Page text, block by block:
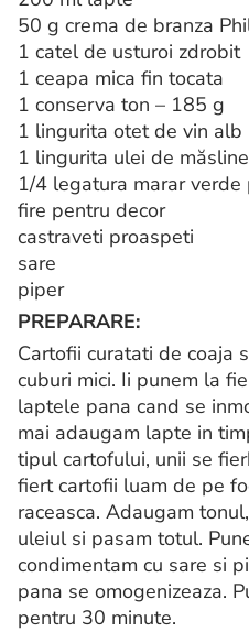
50 g crema de branza
1 catel de usturoi zdrobit
1 ceapa mica fin tocata
1 conserva ton – 185 g
1 lingurita otet de vin alb
1 lingurita ulei de măsline
1/4 legatura marar
fire pentru decor
castraveti proaspeti
sare
piper
PREPARARE:
Cartofii curatati de coaja
cuburi mici. Ii punem la
laptele pana cand se
mai adaugam lapte in
tipul cartofului, unii se
fiert cartofii luam de pe
raceasca. Adaugam
uleiul si pasam totul.
condimentam cu sare si
pana se omogenizeaza.
pentru 30 minute.